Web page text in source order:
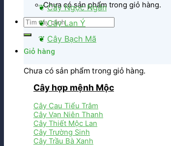
Chưa có sản phẩm trong giỏ hàng.
Tìm
kiếm:
Giỏ hàng
Chưa có sản phẩm trong giỏ hàng.
❦ Cây Ngọc Ngân
❦ Cây Lan Ý
❦ Cây Bạch Mã
Cây hợp mệnh Mộc
Cây Cau Tiểu Trâm
Cây Vạn Niên Thanh
Cây Thiết Mộc Lan
Cây Trường Sinh
Cây Trầu Bà Xanh